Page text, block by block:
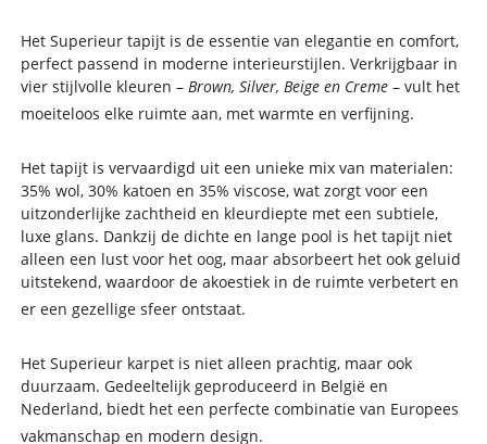
Het Superieur tapijt is de essentie van elegantie en comfort,
perfect passend in moderne interieurstijlen. Verkrijgbaar in
vier stijlvolle kleuren – Brown, Silver, Beige en Creme– vult het
moeiteloos elke ruimte aan, met warmte en verfijning.
Het tapijt is vervaardigd uit een unieke mix van materialen:
35% wol, 30% katoen en 35% viscose, wat zorgt voor een
uitzonderlijke zachtheid en kleurdiepte met een subtiele,
luxe glans. Dankzij de dichte en lange pool is het tapijt niet
alleen een lust voor het oog, maar absorbeert het ook geluid
uitstekend, waardoor de akoestiek in de ruimte verbetert en
er een gezellige sfeer ontstaat.
Het Superieur karpet is niet alleen prachtig, maar ook
duurzaam. Gedeeltelijk geproduceerd in België en
Nederland, biedt het een perfecte combinatie van Europees
vakmanschap en modern design.